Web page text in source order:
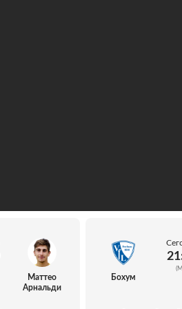
Маттео
Арнальди
Бохум